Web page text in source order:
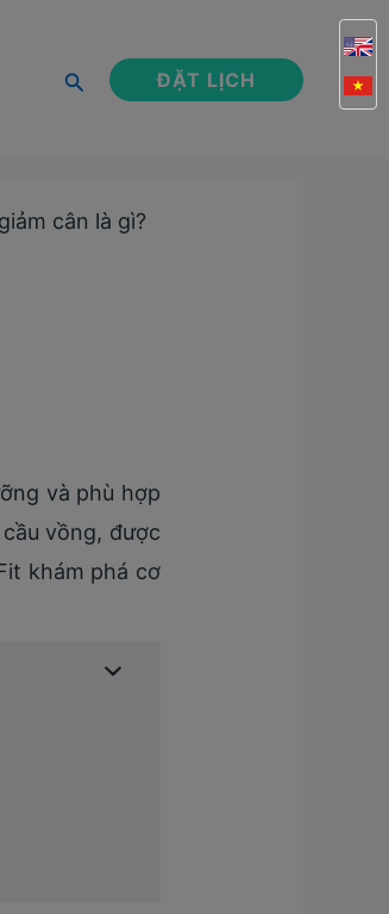
Tìm
ĐẶT LỊCH
cân là gì?
và phù hợp
vồng, được
khám phá cơ